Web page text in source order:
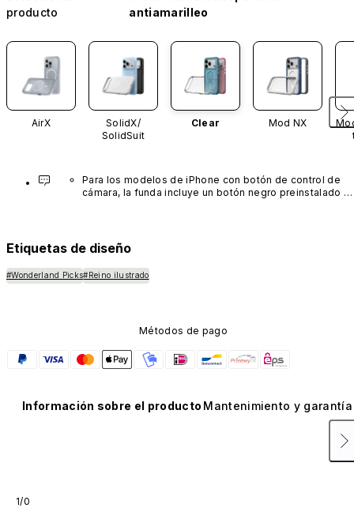
producto
antiamarilleo
AirX
SolidX/
SolidSuit
Clear Mod NX
Para los modelos de iPhone con botón de control de
cámara, la funda incluye un botón negro preinstalado
Etiquetas de diseño
#Wonderland Picks#Reino ilustrado
Métodos de pago
Información sobre el producto Mantenimiento y garantía
1/0